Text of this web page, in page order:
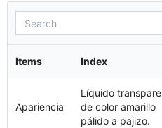
Items Index
Apariencia
Líquido
de color amarillo
pálido a pajizo.